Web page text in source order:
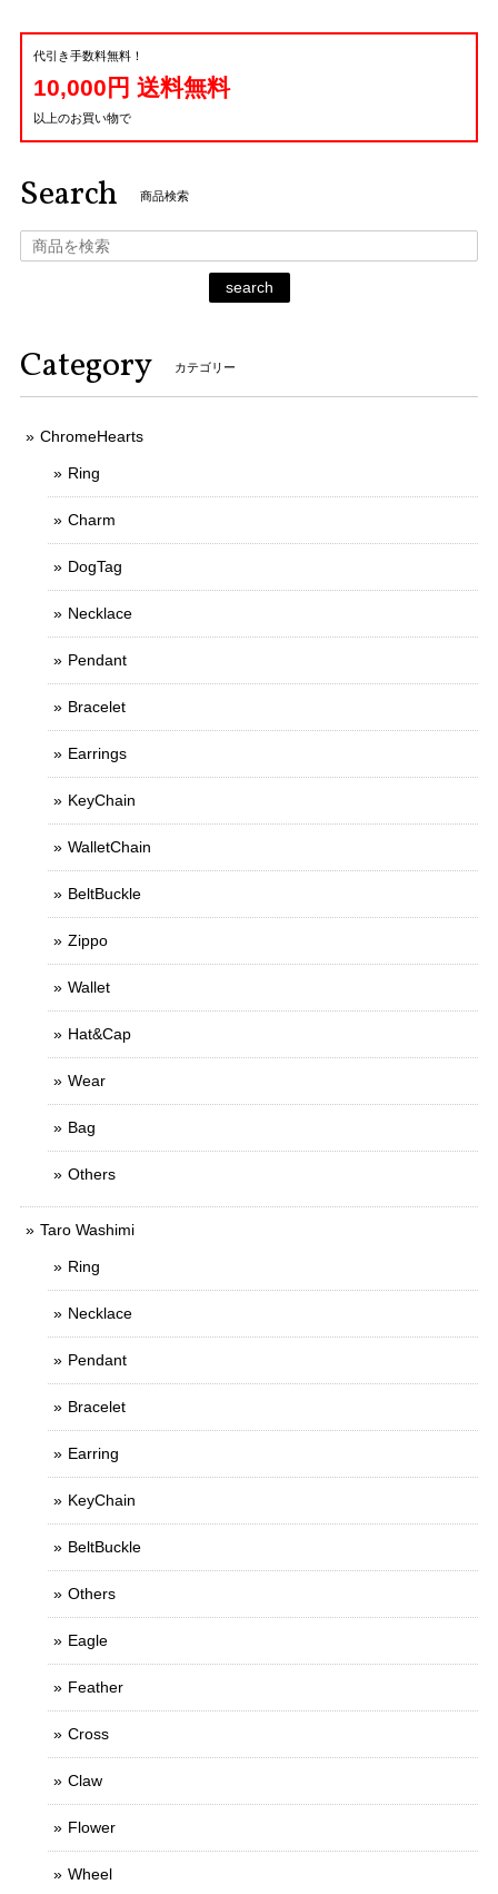
代引き手数料無料！
10,000円 送料無料
以上のお買い物で
Search 商品検索
search
Category カテゴリー
ChromeHearts
Ring
Charm
DogTag
Necklace
Pendant
Bracelet
Earrings
KeyChain
WalletChain
BeltBuckle
Zippo
Wallet
Hat&Cap
Wear
Bag
Others
Taro Washimi
Ring
Necklace
Pendant
Bracelet
Earring
KeyChain
BeltBuckle
Others
Eagle
Feather
Cross
Claw
Flower
Wheel